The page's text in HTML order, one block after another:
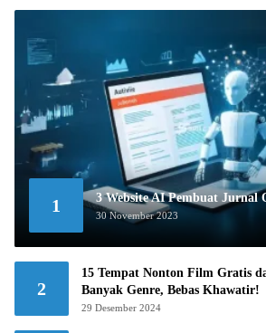
1 3 Website AI Pembuat Jurnal
30 November 2023
2
15 Tempat Nonton Film Gratis
Banyak Genre, Bebas Khawatir!
29 Desember 2024